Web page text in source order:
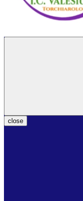
close